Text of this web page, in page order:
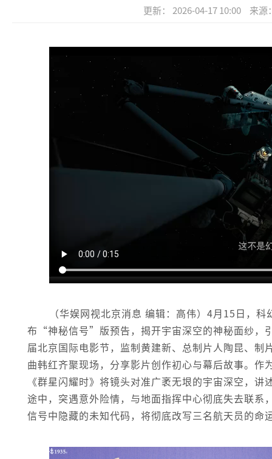
更新： 2026-04-17 10:00 来源
（华娱网视北京消息 编辑：高伟）4月15日，
布“神秘信号”版预告，揭开宇宙深空的神秘面纱，
届北京国际电影节，监制黄建新、总制片人陶昆、
曲韩红齐聚现场，分享影片创作初心与幕后故事。
《群星闪耀时》将镜头对准广袤无垠的宇宙深空，
途中，突遇意外险情，与地面指挥中心彻底失去联
信号中隐藏的未知代码，将彻底改写三名航天员的命